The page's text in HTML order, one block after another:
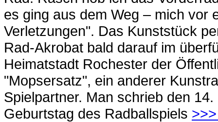
es ging aus dem Weg – mich vor
Verletzungen". Das Kunststück
Rad-Akrobat bald darauf im
Heimatstadt Rochester der
"Mopsersatz", ein anderer
Spielpartner. Man schrieb den
Geburtstag des Radballspiels